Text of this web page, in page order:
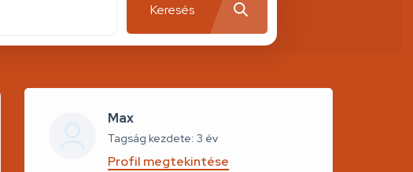
Keresés
Max
Tagság kezdete: 3 év
Profil megtekintése